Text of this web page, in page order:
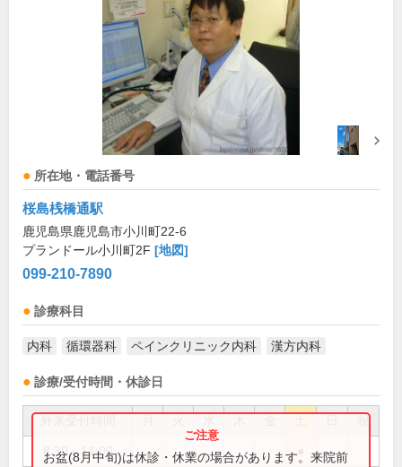
所在地・電話番号
桜島桟橋通駅
鹿児島県鹿児島市小川町22-6
プランドール小川町2F [地図]
099-210-7890
診療科目
内科 循環器科 ペインクリニック内科 漢方内科
診療/受付時間・休診日
祝
8:30～11:00
お盆(8月中旬)は休診・休業の場合があります。来院前